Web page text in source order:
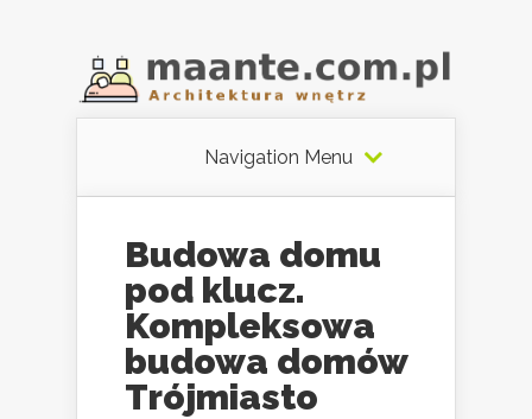
Navigation Menu
Budowa domu
pod klucz.
Kompleksowa
budowa domów
Trójmiasto